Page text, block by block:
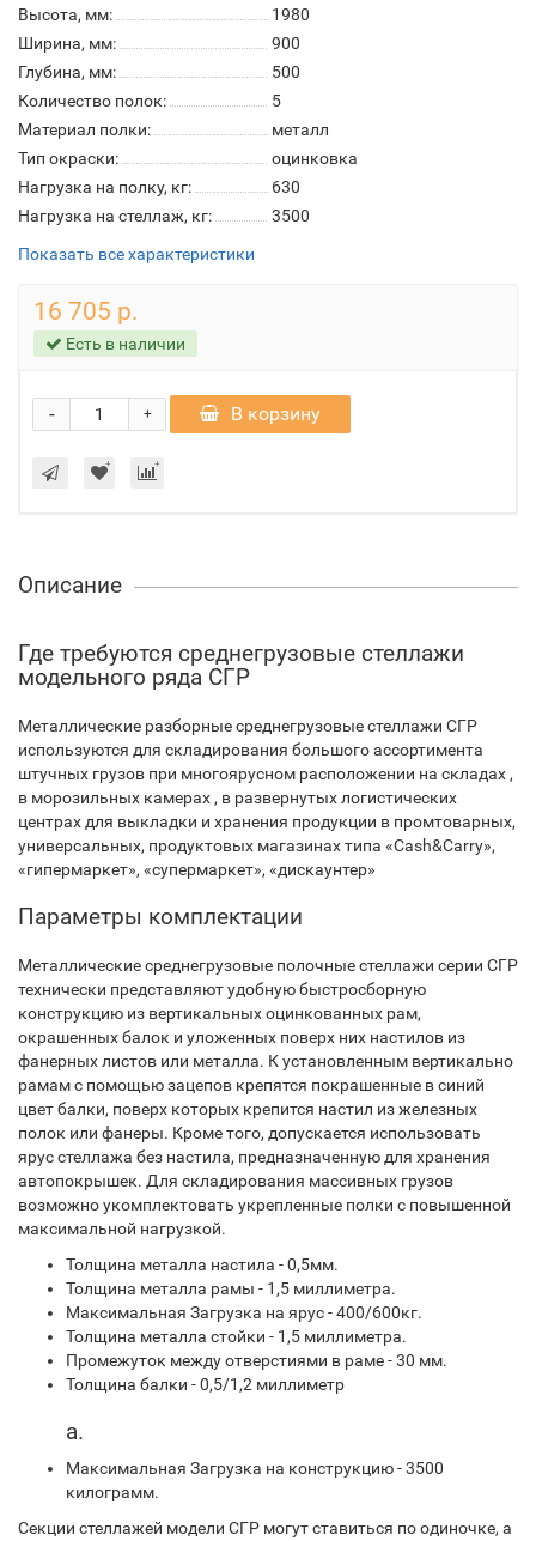
Высота, мм:
1980
Ширина, мм:
900
Глубина, мм:
500
Количество полок:
5
Материал полки:
металл
Тип окраски:
оцинковка
Нагрузка на полку, кг:
630
Нагрузка на стеллаж, кг:
3500
Показать все характеристики
16 705 р.
Есть в наличии
+
- В корзину
Описание
Где требуются среднегрузовые стеллажи
модельного ряда СГР
Металлические разборные среднегрузовые стеллажи СГР
используются для складирования большого ассортимента
штучных грузов при многоярусном расположении на складах ,
в морозильных камерах , в развернутых логистических
центрах для выкладки и хранения продукции в промтоварных,
универсальных, продуктовых магазинах типа «Cash&Carry»,
«гипермаркет», «супермаркет», «дискаунтер»
Параметры комплектации
Металлические среднегрузовые полочные стеллажи серии СГР
технически представляют удобную быстросборную
конструкцию из вертикальных оцинкованных рам,
окрашенных балок и уложенных поверх них настилов из
фанерных листов или металла. К установленным вертикально
рамам с помощью зацепов крепятся покрашенные в синий
цвет балки, поверх которых крепится настил из железных
полок или фанеры. Кроме того, допускается использовать
ярус стеллажа без настила, предназначенную для хранения
автопокрышек. Для складирования массивных грузов
возможно укомплектовать укрепленные полки с повышенной
максимальной нагрузкой.
Толщина металла настила - 0,5мм.
Толщина металла рамы - 1,5 миллиметра.
Максимальная Загрузка на ярус - 400/600кг.
Толщина металла стойки - 1,5 миллиметра.
Промежуток между отверстиями в раме - 30 мм.
Толщина балки - 0,5/1,2 миллиметр
а.
Максимальная Загрузка на конструкцию - 3500
килограмм.
Секции стеллажей модели СГР могут ставиться по одиночке, а